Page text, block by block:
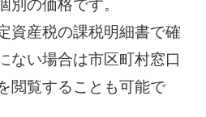
別の価格です。
資産税の課税明細書で確
ない場合は市区町村窓口
閲覧することも可能で